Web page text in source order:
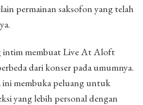
permainan saksofon yang telah
intim membuat Live At Aloft
dari konser pada umumnya.
ini membuka peluang untuk
yang lebih personal dengan